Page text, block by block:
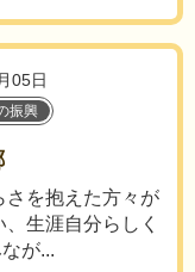
05日
振興
さを抱えた方々が
生涯自分らしく
が...